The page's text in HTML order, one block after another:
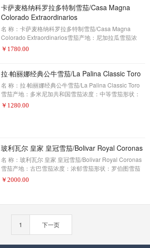
认识亚历克·布拉德利·普里萨达品牌。2011年，丘吉尔尺
寸的亚历克·布拉德利普里萨达雪茄被命“雪茄迷”评为第
一名，这是当时16岁的美国佛罗里达州达尼亚市的亚历
克·布拉德利雪茄公司迄今为止的最高成
卡萨麦格纳科罗拉多特制雪茄/Casa Magna
Colorado Extraordinarios
名 称：卡萨麦格纳科罗拉多特制雪茄/Casa Magna
Colorado Extraordinarios雪茄产地：尼加拉瓜雪茄浓
度：浓郁雪茄形状：所罗门雪茄尺寸：7.0 X 58包装数
度雪茄时，卡萨麦格纳科罗拉多成为了雪茄行业的轰
动。当时的售价为5美元，是一个团队的努力，由多米尼
加共和国的曼努埃尔·奎达斯和中美洲的塑化公司混合而
成。一年后，他们扩大了这一规模，这是一个
￥ 1780.00
拉·帕丽娜经典公牛雪茄/La Palina Classic Toro
名 称：拉·帕丽娜经典公牛雪茄/La Palina Classic Toro
雪茄产地：多米尼加共和国雪茄浓度：中等雪茄形状：
公牛雪茄尺寸：6 X 50包装数量：20制作方式：手工描
国的PDR工厂，它继续用它的烟雾给我们留下深刻的印
￥ 1280.00
玻利瓦尔 皇家 皇冠雪茄/Bolivar Royal Coronas
名 称：玻利瓦尔 皇家 皇冠雪茄/Bolivar Royal Coronas
雪茄产地：古巴雪茄浓度：浓郁雪茄形状：罗伯图雪茄
尺寸：124X50包装数量：25制作方式：手工描 述：雪
利瓦尔雪茄的中心都有插图。皇家皇冠是一种皮革和泥
￥ 2000.00
1 下一页